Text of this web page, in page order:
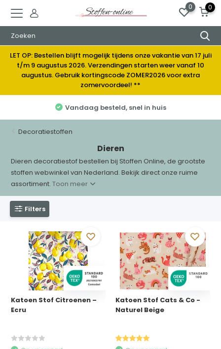
0 0
LET OP: Bestellen blijft mogelijk tijdens onze vakantie van 17 juli
t/m 9 augustus 2026. Verzendingen starten weer vanaf 10
augustus. Gebruik kortingscode ZOMER2026 voor extra
zomervoordeel! **
Vandaag besteld, snel in huis
Decoratiestoffen
Dieren
Dieren decoratiestof bestellen bij Stoffen Online, de grootste
stoffen webwinkel van Nederland. Bekijk direct onze ruime
assortiment.Toon meer
Filters
Katoen Stof Citroenen –
Ecru
Katoen Stof Cats & Co -
Naturel Beige